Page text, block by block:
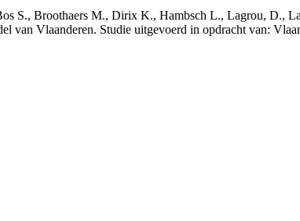
S., Broothaers M., Dirix K., Hambsch L., Lagrou, D.,
Vlaanderen. Studie uitgevoerd in opdracht van: